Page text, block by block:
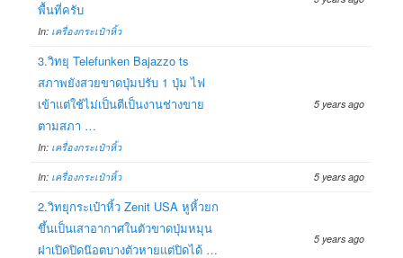
พื้นที่ครับ
In: เครื่องกระเป๋าหิ้ว
3.วิทยุ Telefunken Bajazzo ts
สภาพยังสวยขาดปุ่มปรับ 1 ปุ่ม ไฟ
เข้าแต่ใช้ไม่เป็นตีเป็นงานช่างขาย
ตามสภา …
In: เครื่องกระเป๋าหิ้ว
5 years ago
In: เครื่องกระเป๋าหิ้ว 5 years ago
2.วิทยุกระเป๋าหิ้ว Zenit USA หูหิ้วยก
ขึ้นเป็นเสาอากาศในตัวขาดปุ่มหมุน
ฝาเปิดปิดน๊อตบางตัวหายแต่ปิดได้ …
5 years ago